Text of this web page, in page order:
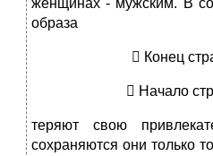
женщинах - мужским. В
образа
 Конец
 Начало
теряют свою
сохраняются они только